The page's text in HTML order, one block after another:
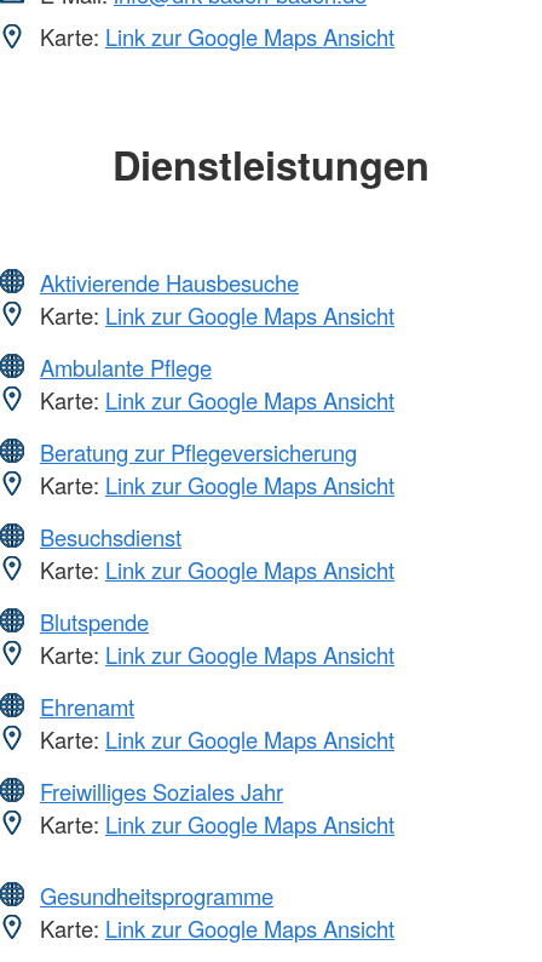
Karte: Link zur Google Maps Ansicht
Dienstleistungen
Aktivierende Hausbesuche
Karte: Link zur Google Maps Ansicht
Ambulante Pflege
Karte: Link zur Google Maps Ansicht
Beratung zur Pflegeversicherung
Karte: Link zur Google Maps Ansicht
Besuchsdienst
Karte: Link zur Google Maps Ansicht
Blutspende
Karte: Link zur Google Maps Ansicht
Ehrenamt
Karte: Link zur Google Maps Ansicht
Freiwilliges Soziales Jahr
Karte: Link zur Google Maps Ansicht
Gesundheitsprogramme
Karte: Link zur Google Maps Ansicht